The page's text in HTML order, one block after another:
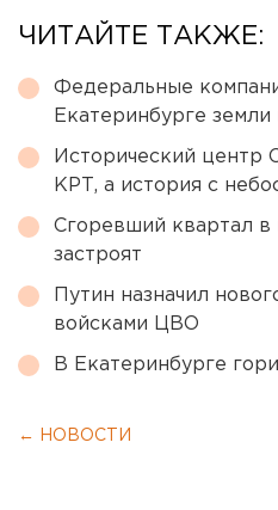
ЧИТАЙТЕ ТАКЖЕ:
Федеральные
Екатеринбурге
Исторический центр
КРТ, а история с
Сгоревший квартал в
застроят
Путин назначил
войсками ЦВО
В Екатеринбурге
← НОВОСТИ